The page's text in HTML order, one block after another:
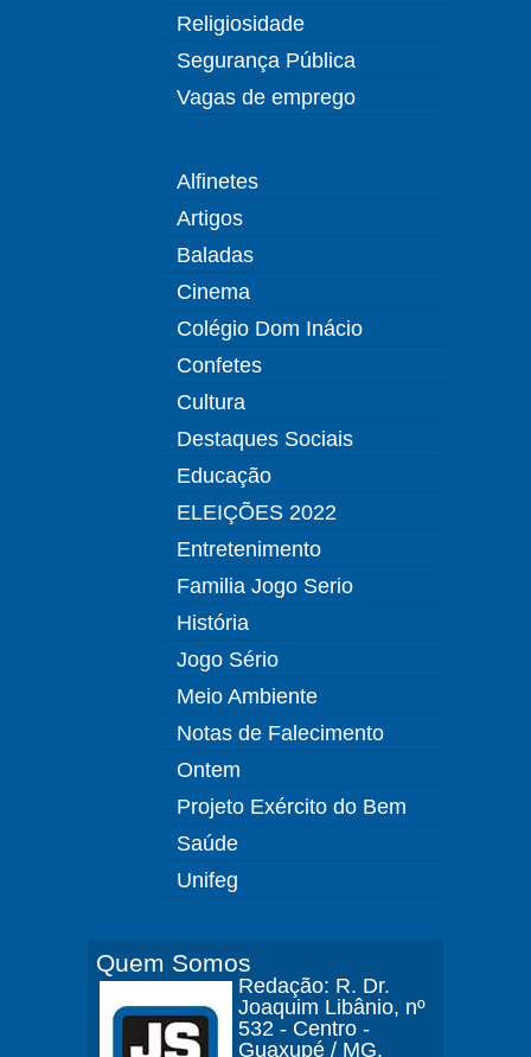
Religiosidade
Segurança Pública
Vagas de emprego
Alfinetes
Artigos
Baladas
Cinema
Colégio Dom Inácio
Confetes
Cultura
Destaques Sociais
Educação
ELEIÇÕES 2022
Entretenimento
Familia Jogo Serio
História
Jogo Sério
Meio Ambiente
Notas de Falecimento
Ontem
Projeto Exército do Bem
Saúde
Unifeg
Quem Somos
Redação: R. Dr.
Joaquim Libânio, nº
532 - Centro -
Guaxupé / MG.